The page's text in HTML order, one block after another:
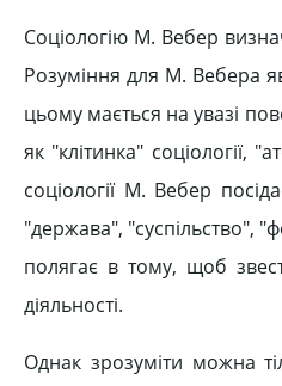
Соціологію М. Вебер
Розуміння для М. Вебера
цьому мається на увазі
як "клітинка" соціології,
соціології М. Вебер
"держава", "суспільство",
полягає в тому, щоб
діяльності.
Однак зрозуміти можна